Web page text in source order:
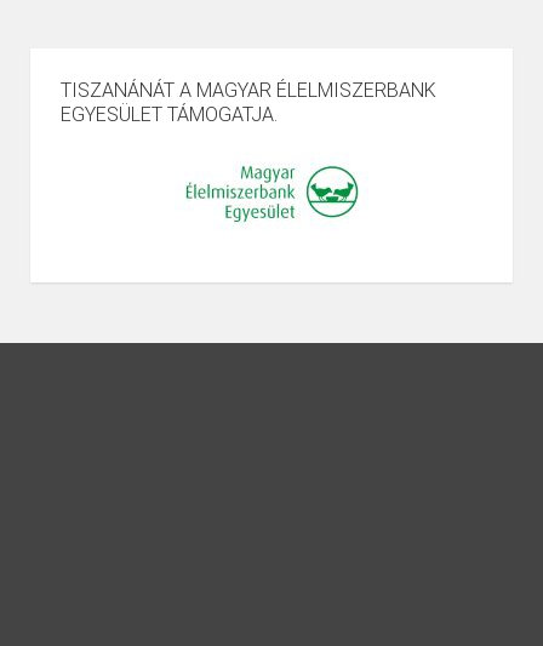
TISZANÁNÁT A MAGYAR ÉLELMISZERBANK
EGYESÜLET TÁMOGATJA.